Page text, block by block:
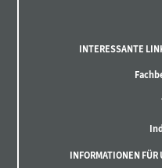
INTERESSANTE
INFORMATIONEN